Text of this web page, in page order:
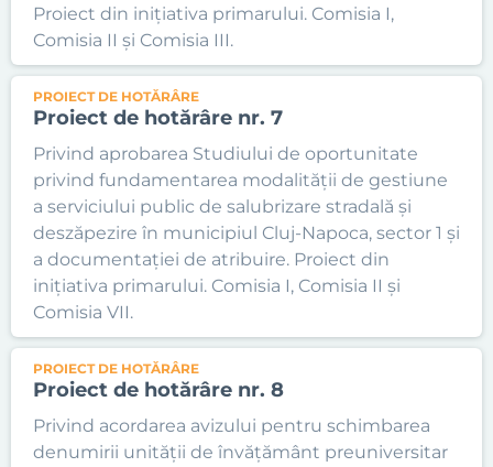
Proiect din inițiativa primarului. Comisia I,
Comisia II și Comisia III.
PROIECT DE HOTĂRÂRE
Proiect de hotărâre nr. 7
Privind aprobarea Studiului de oportunitate
privind fundamentarea modalității de gestiune
a serviciului public de salubrizare stradală și
deszăpezire în municipiul Cluj-Napoca, sector 1 și
a documentației de atribuire. Proiect din
inițiativa primarului. Comisia I, Comisia II și
Comisia VII.
PROIECT DE HOTĂRÂRE
Proiect de hotărâre nr. 8
Privind acordarea avizului pentru schimbarea
denumirii unității de învățământ preuniversitar